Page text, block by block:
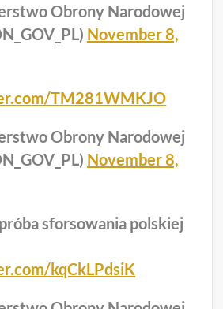
Obrony Narodowej
November 8,
TM281WMKJO
Obrony Narodowej
November 8,
sforsowania polskiej
kqCkLPdsiK